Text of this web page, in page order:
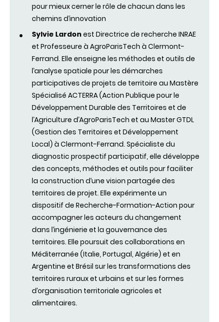
pour mieux cerner le rôle de chacun dans les
chemins d’innovation
Sylvie Lardon est Directrice de recherche INRAE
et Professeure à AgroParisTech à Clermont-
Ferrand. Elle enseigne les méthodes et outils de
l’analyse spatiale pour les démarches
participatives de projets de territoire au Mastère
Spécialisé ACTERRA (Action Publique pour le
Développement Durable des Territoires et de
l’Agriculture d’AgroParisTech et au Master GTDL
(Gestion des Territoires et Développement
Local) à Clermont-Ferrand. Spécialiste du
diagnostic prospectif participatif, elle développe
des concepts, méthodes et outils pour faciliter
la construction d’une vision partagée des
territoires de projet. Elle expérimente un
dispositif de Recherche-Formation-Action pour
accompagner les acteurs du changement
dans l’ingénierie et la gouvernance des
territoires. Elle poursuit des collaborations en
Méditerranée (Italie, Portugal, Algérie) et en
Argentine et Brésil sur les transformations des
territoires ruraux et urbains et sur les formes
d’organisation territoriale agricoles et
alimentaires.